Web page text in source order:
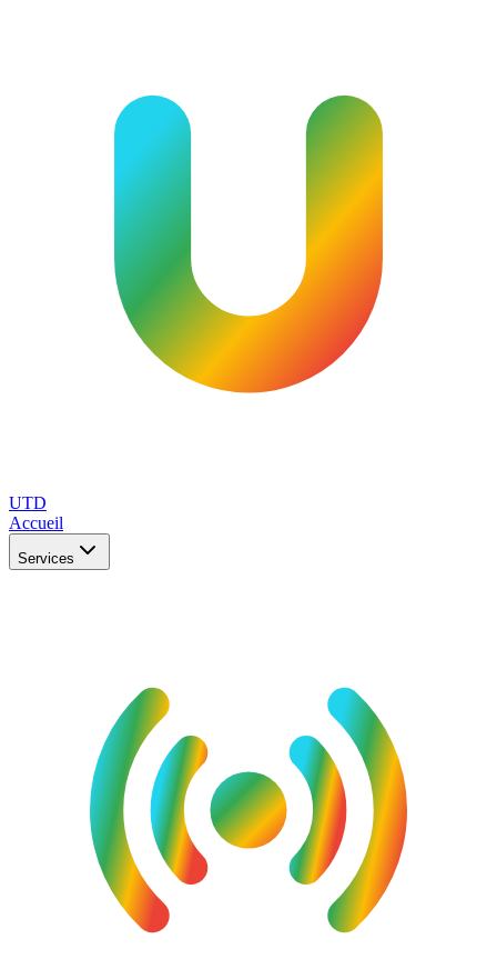
UTD
Accueil
Services